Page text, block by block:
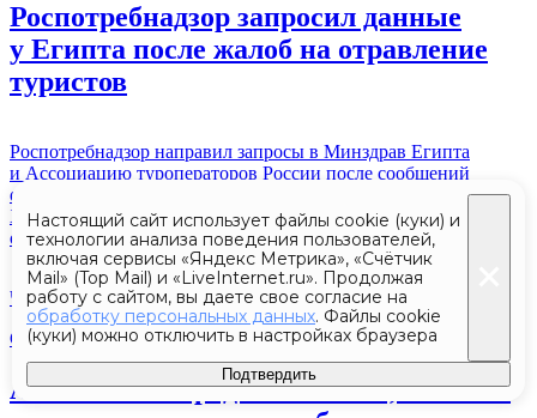
Роспотребнадзор запросил данные
у Египта после жалоб на отравление
туристов
Роспотребнадзор направил запросы в Минздрав Египта
и Ассоциацию туроператоров России после сообщений
о симптомах отравления у российских туристов в отеле
Xanadu Makadi Bay. Об этом пресс-служба ведомства
сообщила в канале в «Максе».
Читать полностью
Сегодня 05:44
Алименты на родителей: кто, сколько
Настоящий сайт использует файлы cookie (куки) и
технологии анализа поведения пользователей,
включая сервисы «Яндекс Метрика», «Счётчик
Mail» (Top Mail) и «LiveInternet.ru». Продолжая
работу с сайтом, вы даете свое согласие на
обработку персональных данных. Файлы cookie
(куки) можно отключить в настройках браузера
Подтвердить